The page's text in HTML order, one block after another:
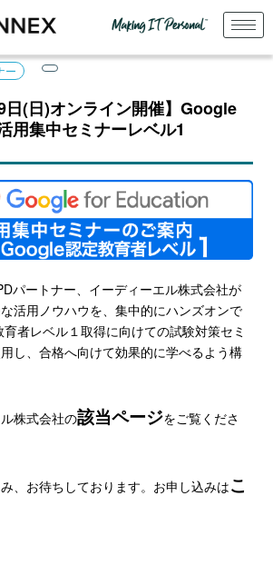
ー
日(日)オンライン開催】Google
集中セミナーレベル1
パートナー、イーディーエル株式会社が
活用ノウハウを、集中的にハンズオンで
者レベル１取得に向けての試験対策セミ
し、合格へ向けて効果的に学べるよう構
株式会社の該当ページをご覧くださ
、お待ちしております。お申し込みはこ